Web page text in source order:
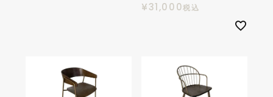
¥31,000税込